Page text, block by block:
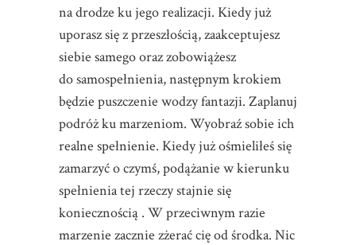
na drodze ku jego realizacji. Kiedy już
uporasz się z przeszłością, zaakceptujesz
siebie samego oraz zobowiążesz
do samospełnienia, następnym krokiem
będzie puszczenie wodzy fantazji. Zaplanuj
podróż ku marzeniom. Wyobraź sobie ich
realne spełnienie. Kiedy już ośmieliłeś się
zamarzyć o czymś, podążanie w kierunku
spełnienia tej rzeczy stajnie się
koniecznością . W przeciwnym razie
marzenie zacznie zżerać cię od środka. Nic